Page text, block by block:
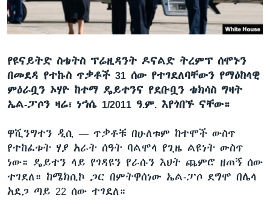
የዩናይትድ ስቴትስ ፕሬዚዳንት ዶናልድ ትረምፕ ሰሞኑን
በመደዳ የተኩስ ጥቃቶች 31 ሰው የተገደለባቸውን የማዕከላዊ
ምዕራቧን ኦሃዮ ከተማ ዴይተንና የደቡቧን ቴክሳስ ግዛት
ኤል-ፓሶን ዛሬ፣ ነኀሴ 1/2011 ዓ.ም. እየጎበኙ ናቸው።
ዋሺንግተን ዲሲ — ጥቃቶቹ በሁለቱም ከተሞች ውስጥ
የተከፈቱት ሃያ አራት ሰዓት ባልሞላ የጊዜ ልዩነት ውስጥ
ነው። ዴይተን ላይ የገዳዩን የራሱን እህት ጨምሮ ዘጠኝ ሰው
ተገደለ። ከሜክሲኮ ጋር በምትዋሰነው ኤል-ፓሶ ደግሞ በሌላ
አደጋ ጣይ 22 ሰው ተገደለ።